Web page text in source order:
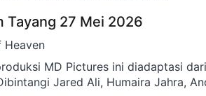
Tayang 27 Mei 2026
Heaven
MD Pictures ini diadaptasi
Jared Ali, Humaira Jahra,